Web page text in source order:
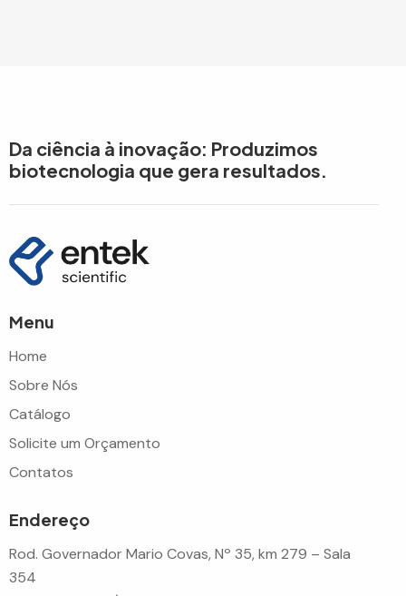
Da ciência à inovação: Produzimos
biotecnologia que gera resultados.
Menu
Home
Sobre Nós
Catálogo
Solicite um Orçamento
Contatos
Endereço
Rod. Governador Mario Covas, Nº 35, km 279 – Sala
354